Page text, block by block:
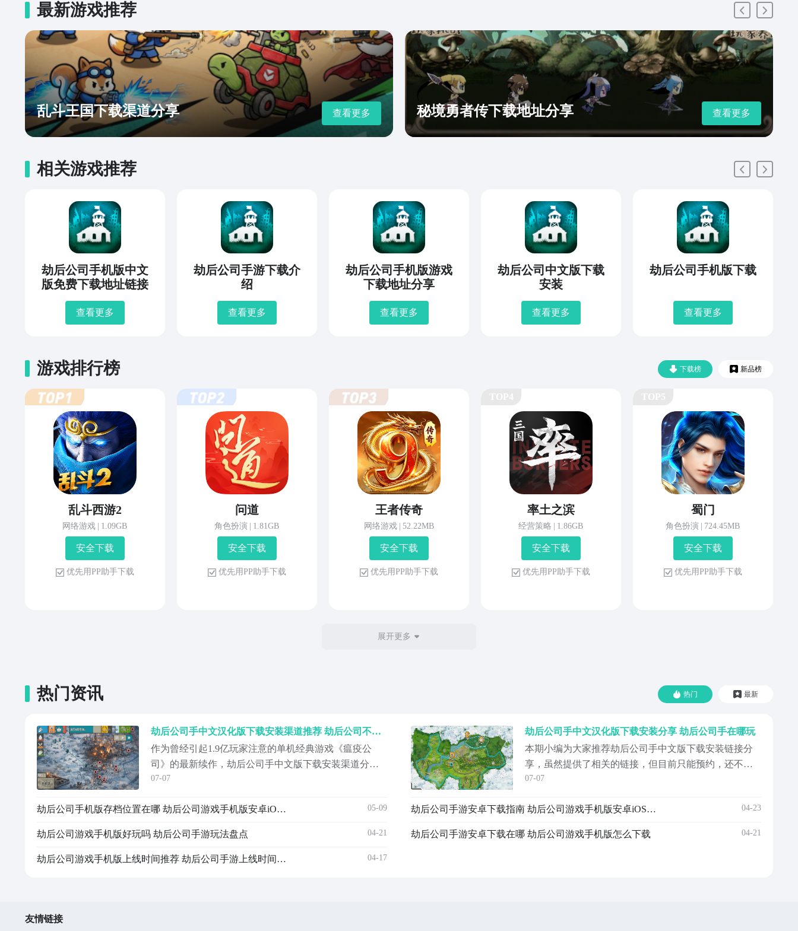
最新游戏推荐
乱斗王国下载渠道分享 查看更多 秘境勇者传下载地址分享 查看更多
相关游戏推荐
劫后公司手机版中文
版免费下载地址链接
查看更多
劫后公司手游下载介
绍
查看更多
劫后公司手机版游戏
下载地址分享
查看更多
劫后公司中文版下载
安装
查看更多
劫后公司手机版下载
查看更多
下载榜 新品榜
游戏排行榜
乱斗西游2
网络游戏 1.09GB
安 全 下 载
优 先 用 P P 助 手 下 载
问道
角色扮演 1.81GB
安 全 下 载
优 先 用 P P 助 手 下 载
王者传奇
网络游戏 52.22MB
安 全 下 载
优 先 用 P P 助 手 下 载
率土之滨
经营策略 1.86GB
安 全 下 载
优 先 用 P P 助 手 下 载
蜀门
角色扮演 724.45MB
安 全 下 载
优 先 用 P P 助 手 下 载
展开更多
热门 最新
热门资讯
劫后公司手中文汉化版下载安装渠道推荐 劫后公司不用钱下载安装链接
作为曾经引起1.9亿玩家注意的单机经典游戏《瘟疫公
司》的最新续作，劫后公司手中文版下载安装渠道分享
的内容，自然成了许多玩家关注的焦点。由于该游戏还
以借助豌豆荚以及文章中的链接提前预约，在游戏首发
《劫后公司》...
07-07
劫后公司手机版存档位置在哪 劫后公司游戏手机版安卓iOS存档路径详解 05-09
劫后公司游戏手机版好玩吗 劫后公司手游玩法盘点 04-21
劫后公司游戏手机版上线时间推荐 劫后公司手游上线时间盘点 04-17
劫后公司手中文汉化版下载安装分享 劫后公司手在哪玩
本期小编为大家推荐劫后公司手中文版下载安装链接分
享，虽然提供了相关的链接，但目前只能预约，还不能
下载，因为移动端还没上线，但预约后大家就无需担心
现在手游福利最多的应用，身为阿里巴巴灵犀互娱旗下
提供了丰富的...
07-07
劫后公司手游安卓下载指南 劫后公司游戏手机版安卓iOS最新版本安装攻略 04-23
劫后公司手游安卓下载在哪 劫后公司游戏手机版怎么下载 04-21
友情链接